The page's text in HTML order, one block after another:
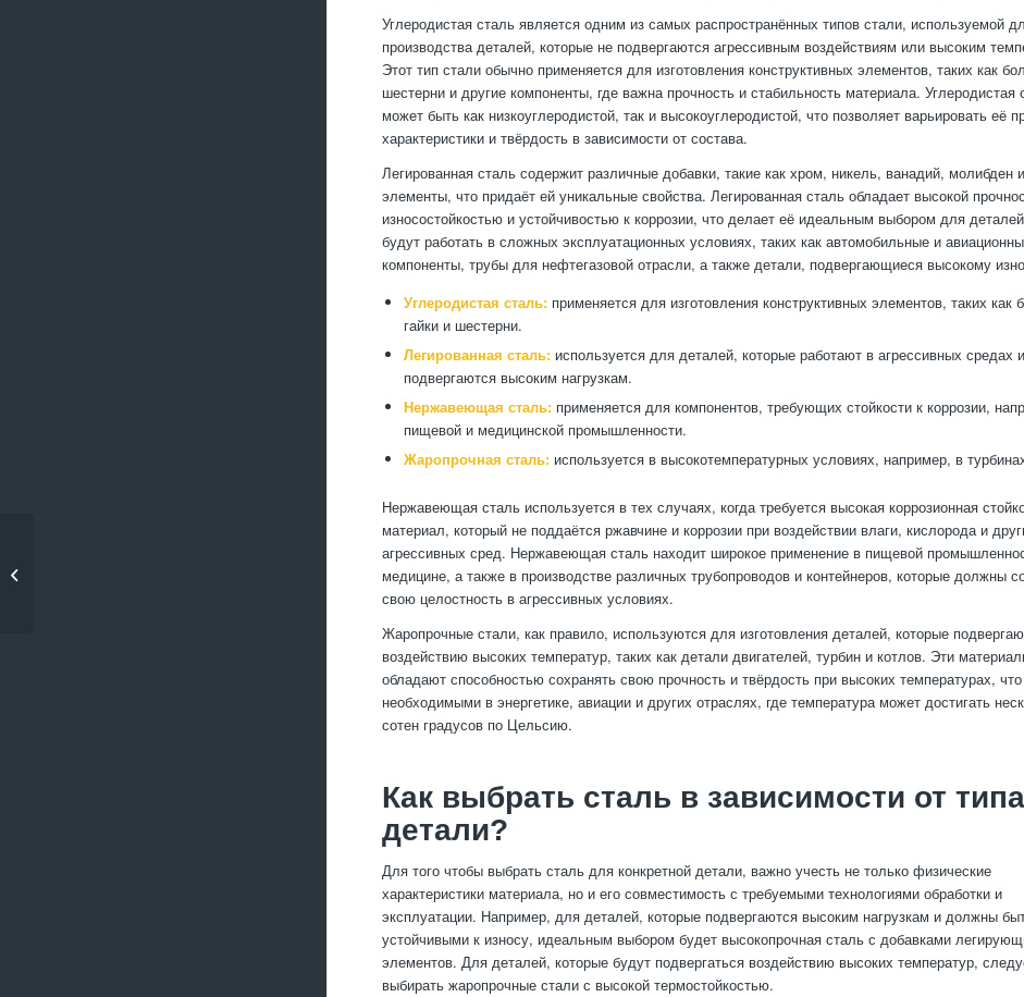
Углеродистая сталь является одним из самых распространённых типов стали, используемой
производства деталей, которые не подвергаются агрессивным воздействиям или высоким
Этот тип стали обычно применяется для изготовления конструктивных элементов, таких как
шестерни и другие компоненты, где важна прочность и стабильность материала. Углеродистая
может быть как низкоуглеродистой, так и высокоуглеродистой, что позволяет варьировать её
характеристики и твёрдость в зависимости от состава.
Легированная сталь содержит различные добавки, такие как хром, никель, ванадий, молибден
элементы, что придаёт ей уникальные свойства. Легированная сталь обладает высокой
износостойкостью и устойчивостью к коррозии, что делает её идеальным выбором для
будут работать в сложных эксплуатационных условиях, таких как автомобильные и
компоненты, трубы для нефтегазовой отрасли, а также детали, подвергающиеся высокому
Углеродистая сталь: применяется для изготовления конструктивных элементов, таких как
гайки и шестерни.
Легированная сталь: используется для деталей, которые работают в агрессивных средах и
подвергаются высоким нагрузкам.
Нержавеющая сталь: применяется для компонентов, требующих стойкости к коррозии,
пищевой и медицинской промышленности.
Жаропрочная сталь: используется в высокотемпературных условиях, например, в
Нержавеющая сталь используется в тех случаях, когда требуется высокая коррозионная
материал, который не поддаётся ржавчине и коррозии при воздействии влаги, кислорода и
агрессивных сред. Нержавеющая сталь находит широкое применение в пищевой
медицине, а также в производстве различных трубопроводов и контейнеров, которые должны
свою целостность в агрессивных условиях.
Жаропрочные стали, как правило, используются для изготовления деталей, которые
воздействию высоких температур, таких как детали двигателей, турбин и котлов. Эти
обладают способностью сохранять свою прочность и твёрдость при высоких температурах,
необходимыми в энергетике, авиации и других отраслях, где температура может достигать
сотен градусов по Цельсию.
Как выбрать сталь в зависимости от типа
детали?
Для того чтобы выбрать сталь для конкретной детали, важно учесть не только физические
характеристики материала, но и его совместимость с требуемыми технологиями обработки и
эксплуатации. Например, для деталей, которые подвергаются высоким нагрузкам и должны
устойчивыми к износу, идеальным выбором будет высокопрочная сталь с добавками
элементов. Для деталей, которые будут подвергаться воздействию высоких температур,
выбирать жаропрочные стали с высокой термостойкостью.